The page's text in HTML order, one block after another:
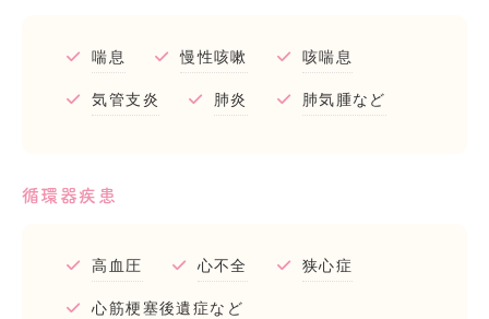
喘息 慢性咳嗽 咳喘息
気管支炎 肺炎 肺気腫など
循環器疾患
高血圧 心不全 狭心症
心筋梗塞後遺症など